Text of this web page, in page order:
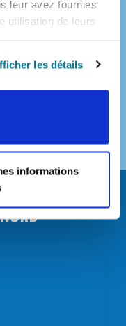
leur avez fournies
utilisation de leurs
les détails
informations